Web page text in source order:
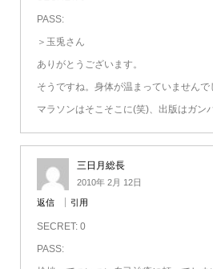
PASS:
＞玉兎さん
ありがとうございます。
そうですね。身体が温まっていませんで
マラソンはそこそこに(笑)、出版はガン
三日月総長
2010年 2月 12日
返信 引用
SECRET: 0
PASS: